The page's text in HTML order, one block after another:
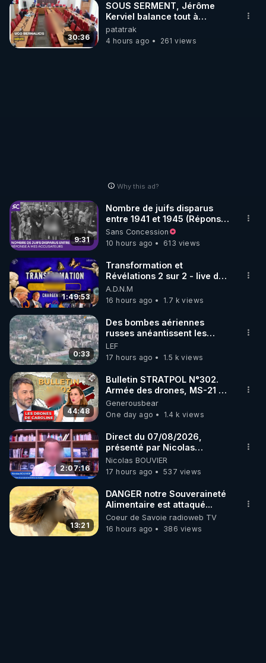
30:36
SOUS SERMENT, Jérôme
Kerviel balance tout à
l'Assemblée !
patatrak
4 hours ago
261 views
Why this ad?
9:31
Nombre de juifs disparus
entre 1941 et 1945 (Réponse
à mes accusateurs)
Sans Concession
10 hours ago
613 views
1:49:53
Transformation et
Révélations 2 sur 2 - live du
07/08/26
A.D.N.M
16 hours ago
1.7 k views
0:33
Des bombes aériennes
russes anéantissent les
centres de contrôle de
drones de 3 brigades
ukrainienne
LEF
17 hours ago
1.5 k views
44:48
Bulletin STRATPOL N°302.
Armée des drones, MS-21 en
série, missiles coréens.
07.08.2026.
Generousbear
One day ago
1.4 k views
2:07:16
Direct du 07/08/2026,
présenté par Nicolas
BOUVIER
Nicolas BOUVIER
17 hours ago
537 views
13:21
DANGER notre Souveraineté
Alimentaire est attaqué...
Coeur de Savoie radioweb TV
16 hours ago
386 views